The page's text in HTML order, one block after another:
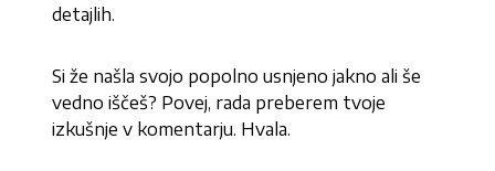
detajlih.
Si že našla svojo popolno usnjeno jakno ali še
vedno iščeš? Povej, rada preberem tvoje
izkušnje v komentarju. Hvala.